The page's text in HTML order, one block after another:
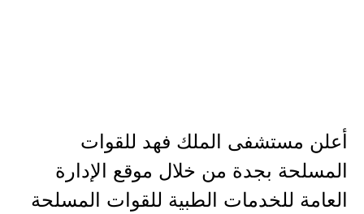
أعلن مستشفى الملك فهد للقوات
المسلحة بجدة من خلال موقع الإدارة
العامة للخدمات الطبية للقوات المسلحة